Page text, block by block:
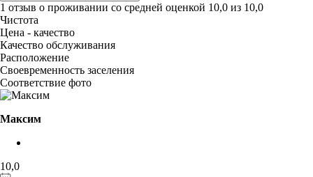
1 отзыв о проживании со средней оценкой 10,0 из 10,0
Чистота
Цена - качество
Качество обслуживания
Расположение
Своевременность заселения
Соответствие фото
Максим
10,0